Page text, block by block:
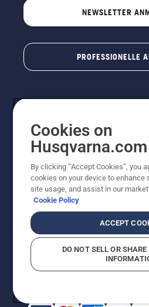
NEWSLETTER
PROFESSIONELLE
© Husqvarna AB (publ). Alle
den Preisangaben handelt es
Preisempfehlungen in Euro
Preisempfehlungen (inkl.
den direkten Kauf
Cookie-Richtlinie
Vermutete
Cookies on
Husqvarna.com
By clicking “Accept Cookies”, you
cookies on your device to enhance
site usage, and assist in our
Cookie Policy
ACCEPT
DO NOT SELL OR